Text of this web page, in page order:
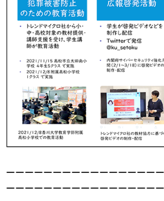
ーーーーーーーーーーーーーーーー
ーーーーーーーーーーーーーーーー